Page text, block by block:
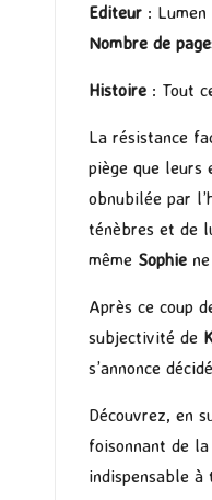
Editeur : Lumen
Nombre de
Histoire : Tout
La résistance
piège que leurs
obnubilée par
ténèbres et de
même Sophie
Après ce coup
subjectivité de
s’annonce
Découvrez, en
foisonnant de
indispensable